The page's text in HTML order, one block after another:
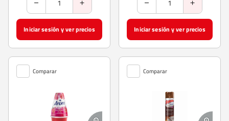
Iniciar sesión y ver precios Iniciar sesión y ver precios
Comparar Comparar